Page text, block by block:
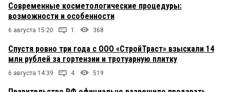
Современные косметологические процедуры:
возможности и особенности
6 августа 15:20 1 368
Спустя ровно три года с ООО «СтройТраст» взыскали 14
млн рублей за гортензии и тротуарную плитку
6 августа 14:39 4 519